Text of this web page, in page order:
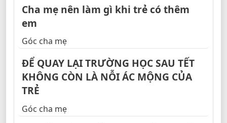
Cha mẹ nên làm gì khi trẻ có thêm
em
Góc cha mẹ
ĐỂ QUAY LẠI TRƯỜNG HỌC SAU TẾT
KHÔNG CÒN LÀ NỖI ÁC MỘNG CỦA
TRẺ
Góc cha mẹ